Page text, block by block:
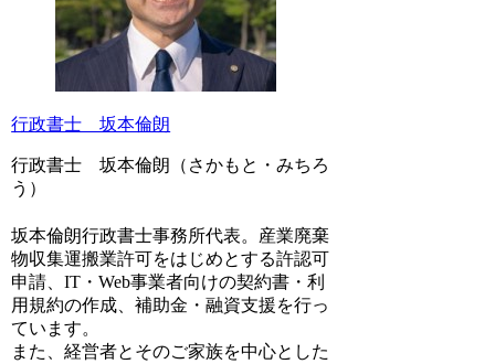
行政書士 坂本倫朗
行政書士 坂本倫朗（さかもと・みちろ
う）
坂本倫朗行政書士事務所代表。産業廃棄
物収集運搬業許可をはじめとする許認可
申請、IT・Web事業者向けの契約書・利
用規約の作成、補助金・融資支援を行っ
ています。
また、経営者とそのご家族を中心とした